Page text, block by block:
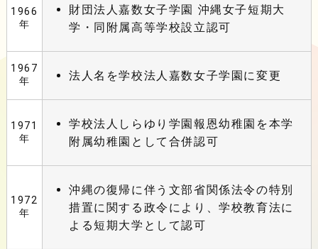
1966
年
財団法人嘉数女子学園 沖縄女子短期大
学・同附属高等学校設立認可
1967
年
法人名を学校法人嘉数女子学園に変更
1971
年
学校法人しらゆり学園報恩幼稚園を本学
附属幼稚園として合併認可
1972
年
沖縄の復帰に伴う文部省関係法令の特別
措置に関する政令により、学校教育法に
よる短期大学として認可